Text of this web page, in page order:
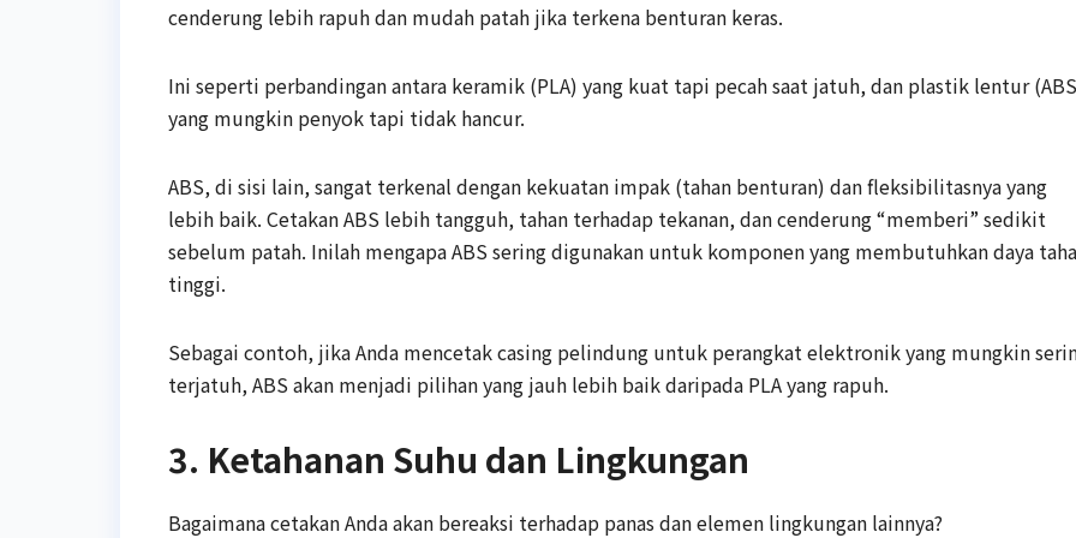
cenderung lebih rapuh dan mudah patah jika terkena benturan keras.
Ini seperti perbandingan antara keramik (PLA) yang kuat tapi pecah saat jatuh, dan plastik lentur
yang mungkin penyok tapi tidak hancur.
ABS, di sisi lain, sangat terkenal dengan kekuatan impak (tahan benturan) dan fleksibilitasnya yang
lebih baik. Cetakan ABS lebih tangguh, tahan terhadap tekanan, dan cenderung “memberi” sedikit
sebelum patah. Inilah mengapa ABS sering digunakan untuk komponen yang membutuhkan daya
tinggi.
Sebagai contoh, jika Anda mencetak casing pelindung untuk perangkat elektronik yang mungkin
terjatuh, ABS akan menjadi pilihan yang jauh lebih baik daripada PLA yang rapuh.
3. Ketahanan Suhu dan Lingkungan
Bagaimana cetakan Anda akan bereaksi terhadap panas dan elemen lingkungan lainnya?